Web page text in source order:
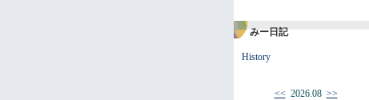
みー日記
History
<<2026.08 >>